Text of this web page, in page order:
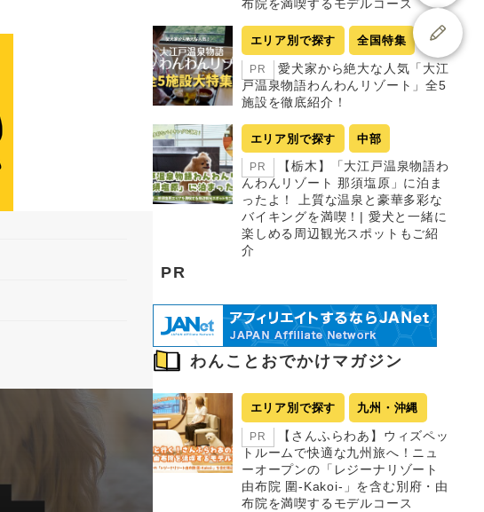
布院を満喫するモデルコース
エリア別で探す 全国特集
PR
愛犬家から絶大な人気「大江
戸温泉物語わんわんリゾート」全5
施設を徹底紹介！
エリア別で探す 中部
PR
【栃木】「大江戸温泉物語わ
んわんリゾート 那須塩原」に泊ま
ったよ！ 上質な温泉と豪華多彩な
バイキングを満喫！| 愛犬と一緒に
楽しめる周辺観光スポットもご紹
介
PR
わんことおでかけマガジン
エリア別で探す 九州・沖縄
PR
【さんふらわあ】ウィズペッ
トルームで快適な九州旅へ！ニュ
ーオープンの「レジーナリゾート
由布院 圍-Kakoi-」を含む別府・由
布院を満喫するモデルコース